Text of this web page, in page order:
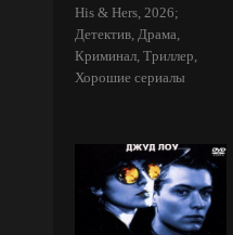
His & Hers, 2026;
Детектив, Драма,
Криминал, Триллер,
Хорошие сериалы